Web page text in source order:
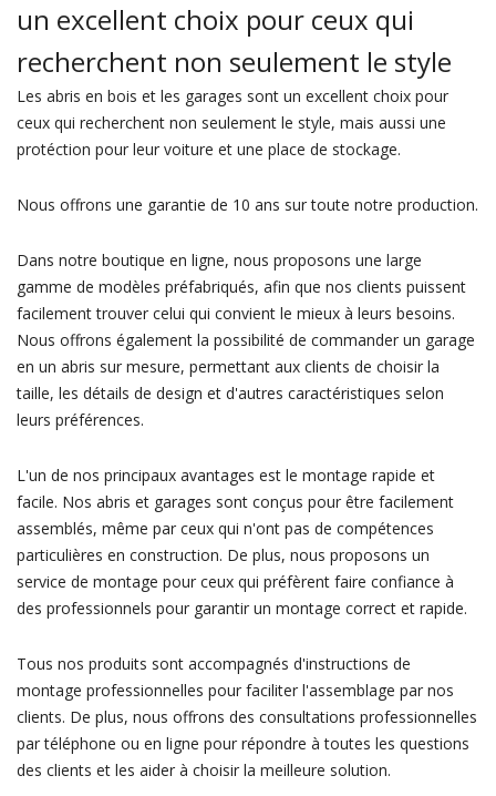
un excellent choix pour ceux qui
recherchent non seulement le style
Les abris en bois et les garages sont un excellent choix pour
ceux qui recherchent non seulement le style, mais aussi une
protéction pour leur voiture et une place de stockage.
Nous offrons une garantie de 10 ans sur toute notre production.
Dans notre boutique en ligne, nous proposons une large
gamme de modèles préfabriqués, afin que nos clients puissent
facilement trouver celui qui convient le mieux à leurs besoins.
Nous offrons également la possibilité de commander un garage
en un abris sur mesure, permettant aux clients de choisir la
taille, les détails de design et d'autres caractéristiques selon
leurs préférences.
L'un de nos principaux avantages est le montage rapide et
facile. Nos abris et garages sont conçus pour être facilement
assemblés, même par ceux qui n'ont pas de compétences
particulières en construction. De plus, nous proposons un
service de montage pour ceux qui préfèrent faire confiance à
des professionnels pour garantir un montage correct et rapide.
Tous nos produits sont accompagnés d'instructions de
montage professionnelles pour faciliter l'assemblage par nos
clients. De plus, nous offrons des consultations professionnelles
par téléphone ou en ligne pour répondre à toutes les questions
des clients et les aider à choisir la meilleure solution.